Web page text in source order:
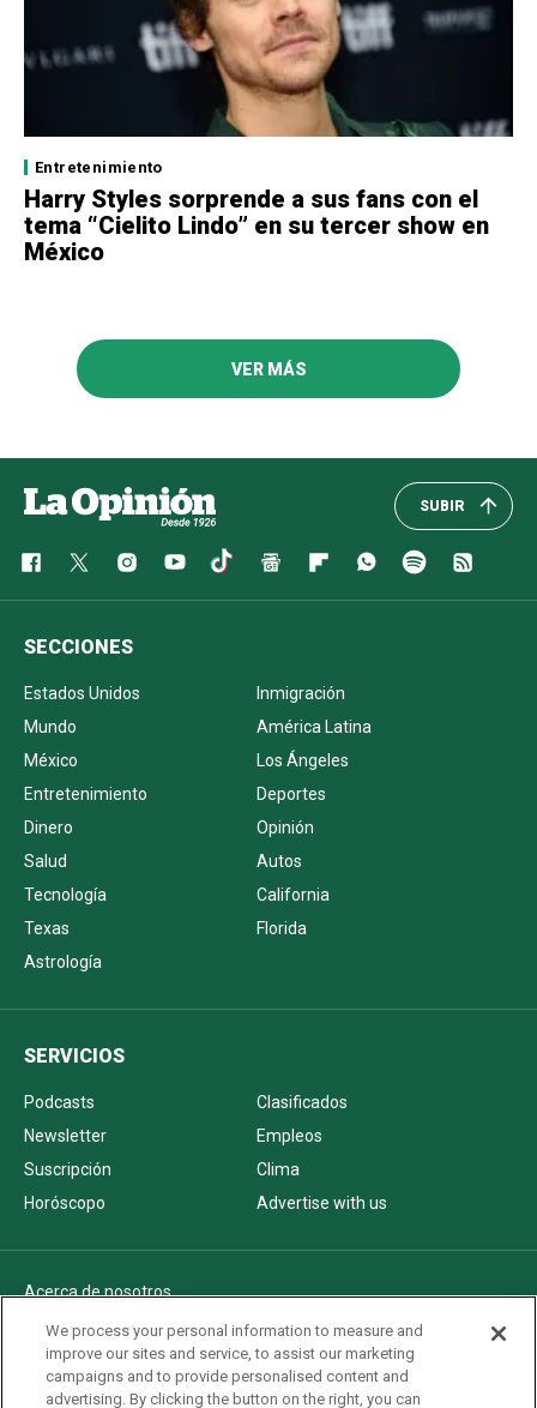
Entretenimiento
Harry Styles sorprende a sus fans con el
tema “Cielito Lindo” en su tercer show en
México
VER MÁS
SUBIR
SECCIONES
Estados Unidos
Inmigración
Mundo
América Latina
México
Los Ángeles
Entretenimiento
Deportes
Dinero
Opinión
Salud
Autos
Tecnología
California
Texas
Florida
Astrología
SERVICIOS
Podcasts
Clasificados
Newsletter
Empleos
Suscripción
Clima
Horóscopo
Advertise with us
Acerca de nosotros
Politica de privacidad
Pautas Editoriales
AdChoices
We process your personal information to measure and
improve our sites and service, to assist our marketing
campaigns and to provide personalised content and
advertising. By clicking the button on the right, you can